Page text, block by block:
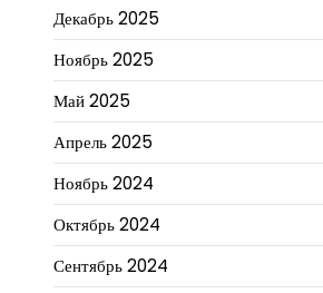
Декабрь 2025
Ноябрь 2025
Май 2025
Апрель 2025
Ноябрь 2024
Октябрь 2024
Сентябрь 2024